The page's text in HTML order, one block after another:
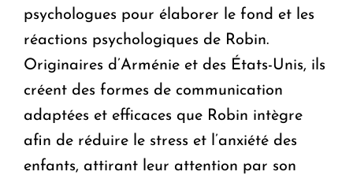
psychologues pour élaborer le fond et les
réactions psychologiques de Robin.
Originaires d’Arménie et des États-Unis, ils
créent des formes de communication
adaptées et efficaces que Robin intègre
afin de réduire le stress et l’anxiété des
enfants, attirant leur attention par son